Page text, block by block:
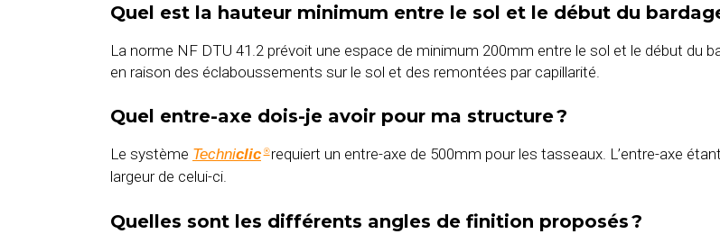
Quel est la hauteur minimum entre le sol et le début du
La norme NF DTU 41.2 prévoit une espace de minimum 200mm entre le sol et le début du
en raison des éclaboussements sur le sol et des remontées par capillarité.
Quel entre-axe dois-je avoir pour ma structure ?
Le système Techniclic ®requiert un entre-axe de 500mm pour les tasseaux. L’entre-axe
largeur de celui-ci.
Quelles sont les différents angles de finition proposés ?